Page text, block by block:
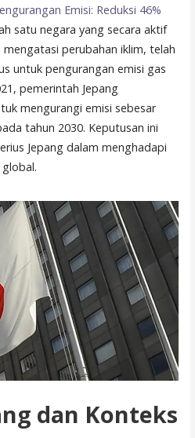
Emisi: Reduksi 46%
satu negara yang secara aktif
perubahan iklim, telah
untuk pengurangan emisi gas
pemerintah Jepang
mengurangi emisi sebesar
tahun 2030. Keputusan ini
Jepang dalam menghadapi
dan Konteks